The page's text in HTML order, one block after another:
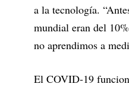
a la tecnología.
mundial eran del
no aprendimos a
El COVID-19